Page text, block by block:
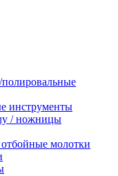
инструменты
/ ножницы
молотки